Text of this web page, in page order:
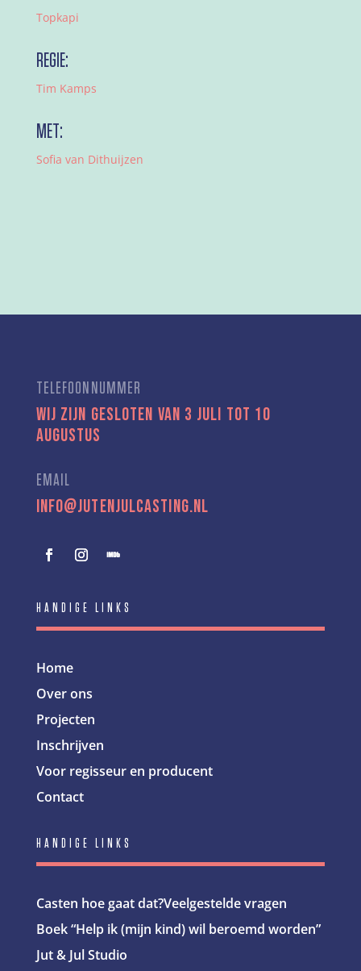
Topkapi
REGIE:
Tim Kamps
MET:
Sofia van Dithuijzen
TELEFOONNUMMER
Wij zijn gesloten van 3 juli tot 10
augustus
EMAIL
info@jutenjulcasting.nl
HANDIGE LINKS
Home
Over ons
Projecten
Inschrijven
Voor regisseur en producent
Contact
HANDIGE LINKS
Casten hoe gaat dat?Veelgestelde vragen
Boek “Help ik (mijn kind) wil beroemd worden”
Jut & Jul Studio